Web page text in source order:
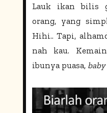
Lauk ikan bilis
orang, yang
Hihi.. Tapi,
nah kau.
ibunya puasa, baby